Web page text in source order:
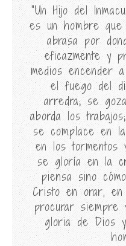
“Un Hijo del
es un hombre
abrasa por
eficazmente y
medios encender
el fuego del
arredra; se
aborda los
se complace en
en los
se gloría en la
piensa sino
Cristo en orar,
procurar siempre
gloria de Dios